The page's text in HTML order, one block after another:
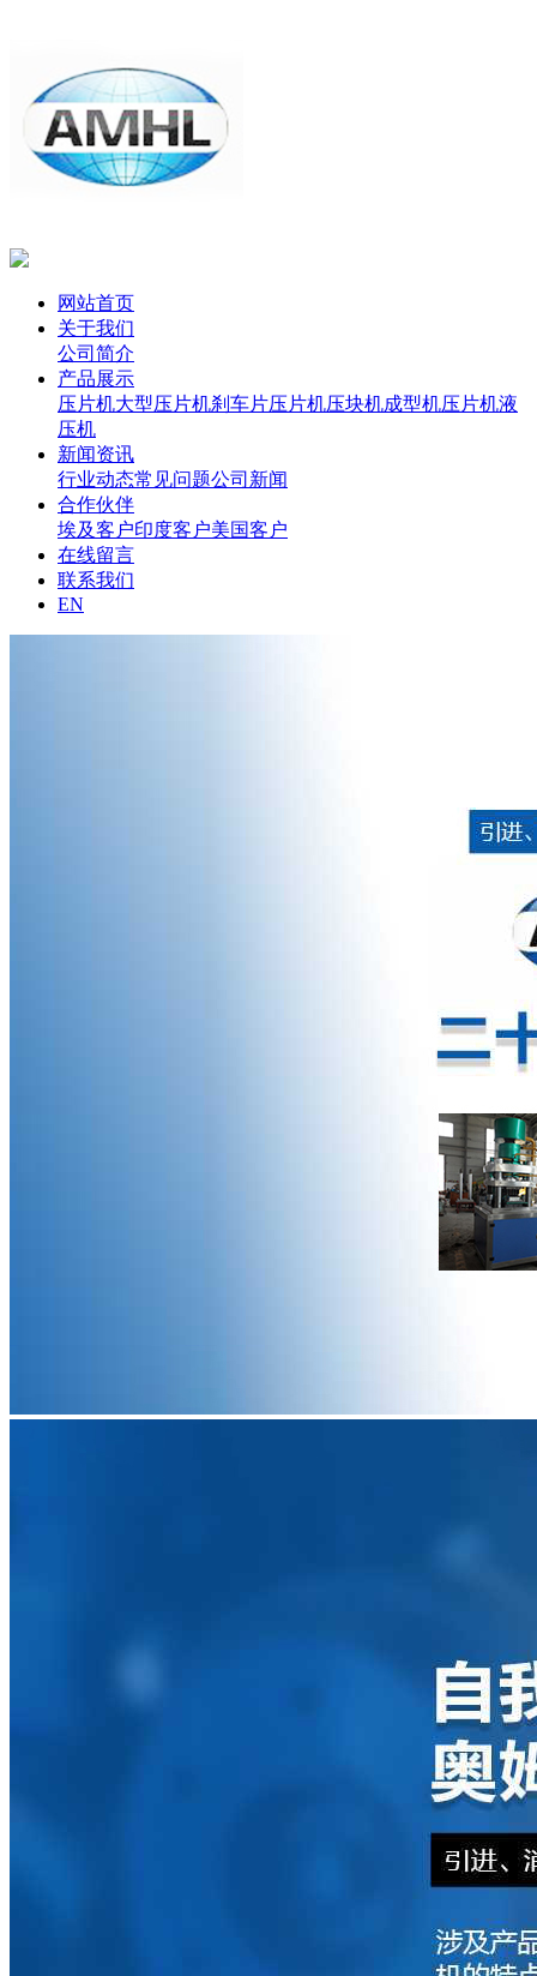
网站首页
关于我们
公司简介
产品展示
压片机大型压片机刹车片压片机压块机成型机压片机液
压机
新闻资讯
行业动态常见问题公司新闻
合作伙伴
埃及客户印度客户美国客户
在线留言
联系我们
EN